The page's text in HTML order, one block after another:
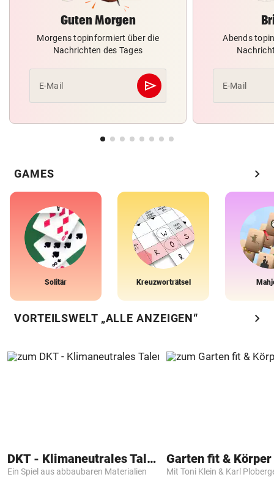
Guten Morgen
Morgens topinformiert über die
Nachrichten des Tages
E-Mail send
Abschicken
Abends
E-Mail
GAMES chevron_right
Solitär Kreuzworträtsel
VORTEILSWELT „ALLE ANZEIGEN“ chevron_right
DKT - Klimaneutrales Talent
Ein Spiel aus abbaubaren Materialien
Garten fit &
Mit Toni Klein & Karl